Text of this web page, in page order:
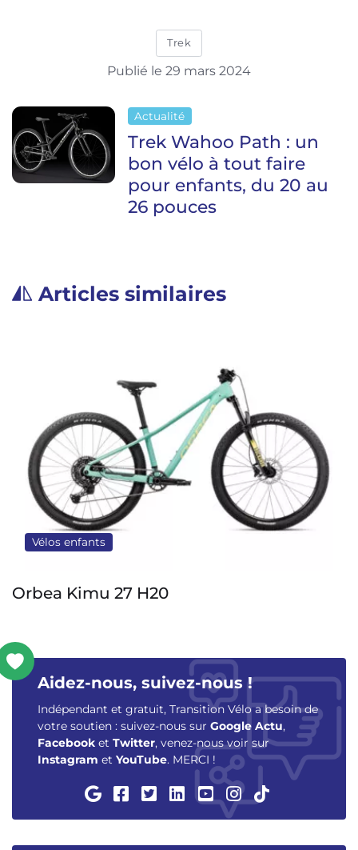
Trek
Publié le 29 mars 2024
Actualité
Trek Wahoo Path : un
bon vélo à tout faire
pour enfants, du 20 au
26 pouces
Articles similaires
Vélos enfants
Kimu 27 H20
Aidez-nous, suivez-nous !
Indépendant et gratuit, Transition Vélo a besoin de
votre soutien : suivez-nous sur Google Actu,
Facebook et Twitter, venez-nous voir sur
Instagram et YouTube. MERCI !